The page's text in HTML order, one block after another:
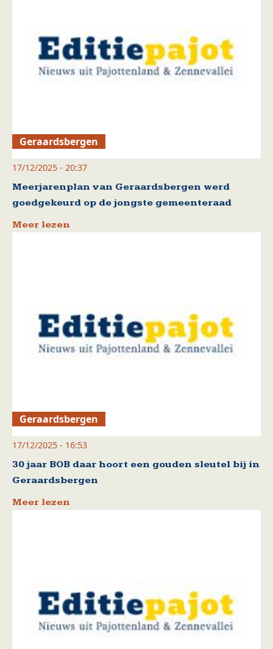
Geraardsbergen
17/12/2025 - 20:37
Meerjarenplan van Geraardsbergen werd
goedgekeurd op de jongste gemeenteraad
Meer lezen
Geraardsbergen
17/12/2025 - 16:53
30 jaar BOB daar hoort een gouden sleutel bij in
Geraardsbergen
Meer lezen